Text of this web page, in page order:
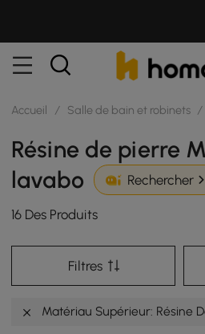
Accueil / Salle de bain et robinets /
Résine de pierre
lavabo
Rechercher
16 Des Produits
Filtres
Matériau Supérieur: Résine